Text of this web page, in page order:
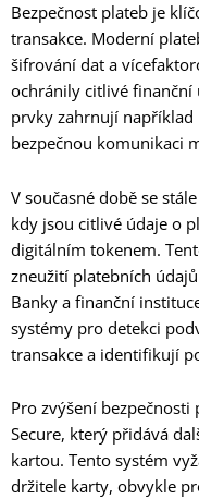
Bezpečnost plateb je
transakce. Moderní
šifrování dat a
ochránily citlivé finanční
prvky zahrnují například
bezpečnou komunikaci
V současné době se
kdy jsou citlivé údaje o
digitálním tokenem.
zneužití platebních
Banky a finanční
systémy pro detekci
transakce a identifikují
Pro zvýšení
Secure, který přidává
kartou. Tento systém
držitele karty, obvykle